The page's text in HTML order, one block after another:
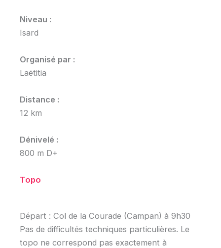
Niveau :
Isard
Organisé par :
Laëtitia
Distance :
12 km
Dénivelé :
800 m D+
Topo
Départ : Col de la Courade (Campan) à 9h30
Pas de difficultés techniques particulières. Le
topo ne correspond pas exactement à